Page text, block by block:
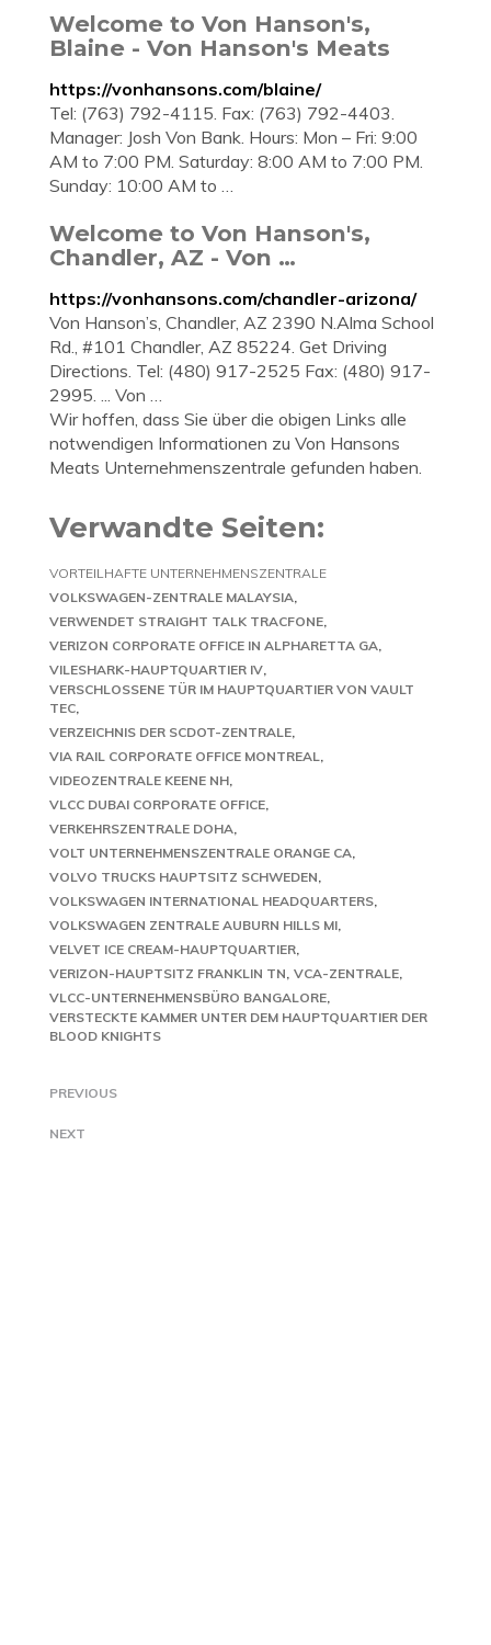
Welcome to Von Hanson's,
Blaine - Von Hanson's Meats
https://vonhansons.com/blaine/
Tel: (763) 792-4115. Fax: (763) 792-4403.
Manager: Josh Von Bank. Hours: Mon – Fri: 9:00
AM to 7:00 PM. Saturday: 8:00 AM to 7:00 PM.
Sunday: 10:00 AM to …
Welcome to Von Hanson's,
Chandler, AZ - Von …
https://vonhansons.com/chandler-arizona/
Von Hanson’s, Chandler, AZ 2390 N.Alma School
Rd., #101 Chandler, AZ 85224. Get Driving
Directions. Tel: (480) 917-2525 Fax: (480) 917-
2995. ... Von …
Wir hoffen, dass Sie über die obigen Links alle
notwendigen Informationen zu Von Hansons
Meats Unternehmenszentrale gefunden haben.
Verwandte Seiten:
VORTEILHAFTE UNTERNEHMENSZENTRALE
VOLKSWAGEN-ZENTRALE MALAYSIA
VERWENDET STRAIGHT TALK TRACFONE
VERIZON CORPORATE OFFICE IN ALPHARETTA GA
VILESHARK-HAUPTQUARTIER IV
VERSCHLOSSENE TÜR IM HAUPTQUARTIER VON VAULT
TEC
VERZEICHNIS DER SCDOT-ZENTRALE
VIA RAIL CORPORATE OFFICE MONTREAL
VIDEOZENTRALE KEENE NH
VLCC DUBAI CORPORATE OFFICE
VERKEHRSZENTRALE DOHA
VOLT UNTERNEHMENSZENTRALE ORANGE CA
VOLVO TRUCKS HAUPTSITZ SCHWEDEN
VOLKSWAGEN INTERNATIONAL HEADQUARTERS
VOLKSWAGEN ZENTRALE AUBURN HILLS MI
VELVET ICE CREAM-HAUPTQUARTIER
VERIZON-HAUPTSITZ FRANKLIN TN VCA-ZENTRALE
VLCC-UNTERNEHMENSBÜRO BANGALORE
VERSTECKTE KAMMER UNTER DEM HAUPTQUARTIER DER
BLOOD KNIGHTS
PREVIOUS
NEXT